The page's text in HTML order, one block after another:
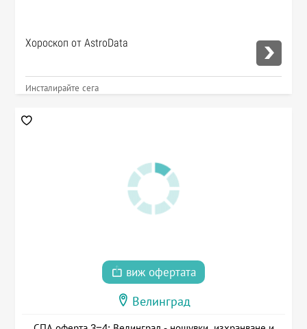
Хороскоп от AstroData
Инсталирайте сега
виж офертата
Велинград